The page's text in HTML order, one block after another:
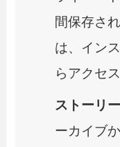
間保存さ
は、イン
らアクセ
ストーリ
ーカイブ